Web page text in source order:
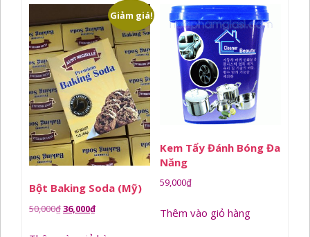
Giảm giá!
Bột Baking Soda (Mỹ)
50,000₫Giá
36,000₫Giá
Kem Tẩy Đánh Bóng Đa
Năng
59,000₫
Thêm vào giỏ hàng